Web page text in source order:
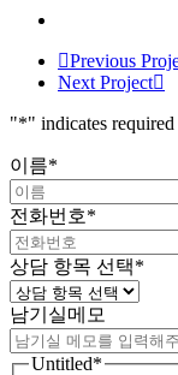
Previous
Next Project
"*" indicates
이름*
전화번호*
상담 항목 선택*
남기실메모
Untitled*